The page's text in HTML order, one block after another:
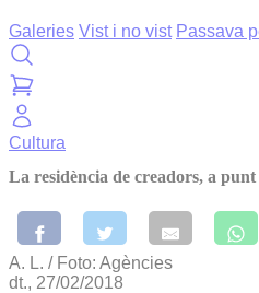
Galeries Vist i no vist Passava
Cultura
La residència de creadors, a punt
A. L. / Foto: Agències
dt., 27/02/2018